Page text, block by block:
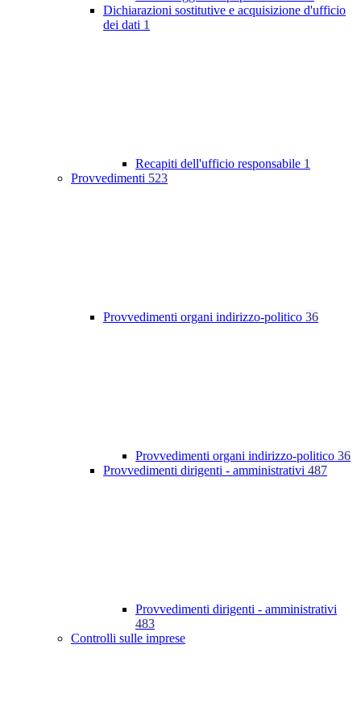
Dichiarazioni sostitutive e acquisizione d'ufficio
dei dati 1
Recapiti dell'ufficio responsabile 1
Provvedimenti 523
Provvedimenti organi indirizzo-politico 36
Provvedimenti organi indirizzo-politico 36
Provvedimenti dirigenti - amministrativi 487
Provvedimenti dirigenti - amministrativi
483
Controlli sulle imprese